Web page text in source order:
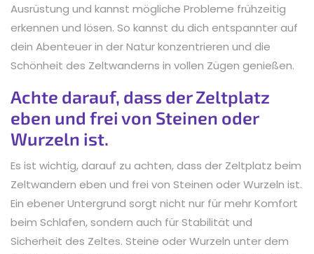
Ausrüstung und kannst mögliche Probleme frühzeitig
erkennen und lösen. So kannst du dich entspannter auf
dein Abenteuer in der Natur konzentrieren und die
Schönheit des Zeltwanderns in vollen Zügen genießen.
Achte darauf, dass der Zeltplatz
eben und frei von Steinen oder
Wurzeln ist.
Es ist wichtig, darauf zu achten, dass der Zeltplatz beim
Zeltwandern eben und frei von Steinen oder Wurzeln ist.
Ein ebener Untergrund sorgt nicht nur für mehr Komfort
beim Schlafen, sondern auch für Stabilität und
Sicherheit des Zeltes. Steine oder Wurzeln unter dem